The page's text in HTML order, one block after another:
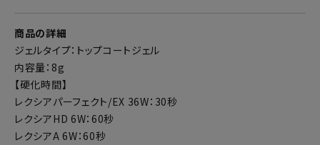
商品の詳細
ジェルタイプ：トップコートジェル
内容量：8g
【硬化時間】
レクシアパーフェクト/EX 36W：30秒
レクシアHD 6W：60秒
レクシアA 6W：60秒